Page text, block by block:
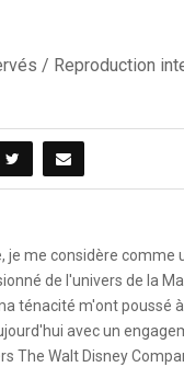
/ Reproduction
je me considère comme
de l'univers de la
ténacité m'ont poussé
avec un
The Walt Disney